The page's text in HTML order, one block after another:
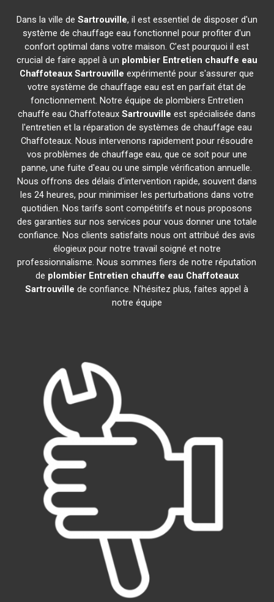
Dans la ville de Sartrouville, il est essentiel de disposer d'un
système de chauffage eau fonctionnel pour profiter d'un
confort optimal dans votre maison. C'est pourquoi il est
crucial de faire appel à un plombier Entretien chauffe eau
Chaffoteaux Sartrouville expérimenté pour s'assurer que
votre système de chauffage eau est en parfait état de
fonctionnement. Notre équipe de plombiers Entretien
chauffe eau ChaffoteauxSartrouville est spécialisée dans
l'entretien et la réparation de systèmes de chauffage eau
Chaffoteaux. Nous intervenons rapidement pour résoudre
vos problèmes de chauffage eau, que ce soit pour une
panne, une fuite d'eau ou une simple vérification annuelle.
Nous offrons des délais d'intervention rapide, souvent dans
les 24 heures, pour minimiser les perturbations dans votre
quotidien. Nos tarifs sont compétitifs et nous proposons
des garanties sur nos services pour vous donner une totale
confiance. Nos clients satisfaits nous ont attribué des avis
élogieux pour notre travail soigné et notre
professionnalisme. Nous sommes fiers de notre réputation
de plombier Entretien chauffe eau Chaffoteaux
Sartrouville de confiance. N'hésitez plus, faites appel à
notre équipe